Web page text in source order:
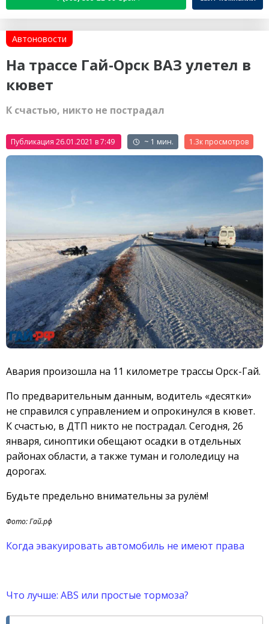
Автоновости
На трассе Гай-Орск ВАЗ улетел в
кювет
К счастью, никто не пострадал
Публикация 26.01.2021 в 7:49 ~ 1 мин. 1.3к
Авария произошла на 11 километре трассы Орск-Гай.
По предварительным данным, водитель «десятки»
не справился с управлением и опрокинулся в кювет.
К счастью, в ДТП никто не пострадал. Сегодня, 26
января, синоптики обещают осадки в отдельных
районах области, а также туман и гололедицу на
дорогах.
Будьте предельно внимательны за рулём!
Фото: Гай.рф
Когда эвакуировать автомобиль не имеют права
Что лучше: ABS или простые тормоза?